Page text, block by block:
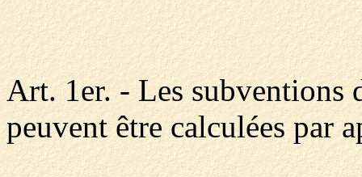
Art. 1er. - Les subventions
peuvent être calculées par